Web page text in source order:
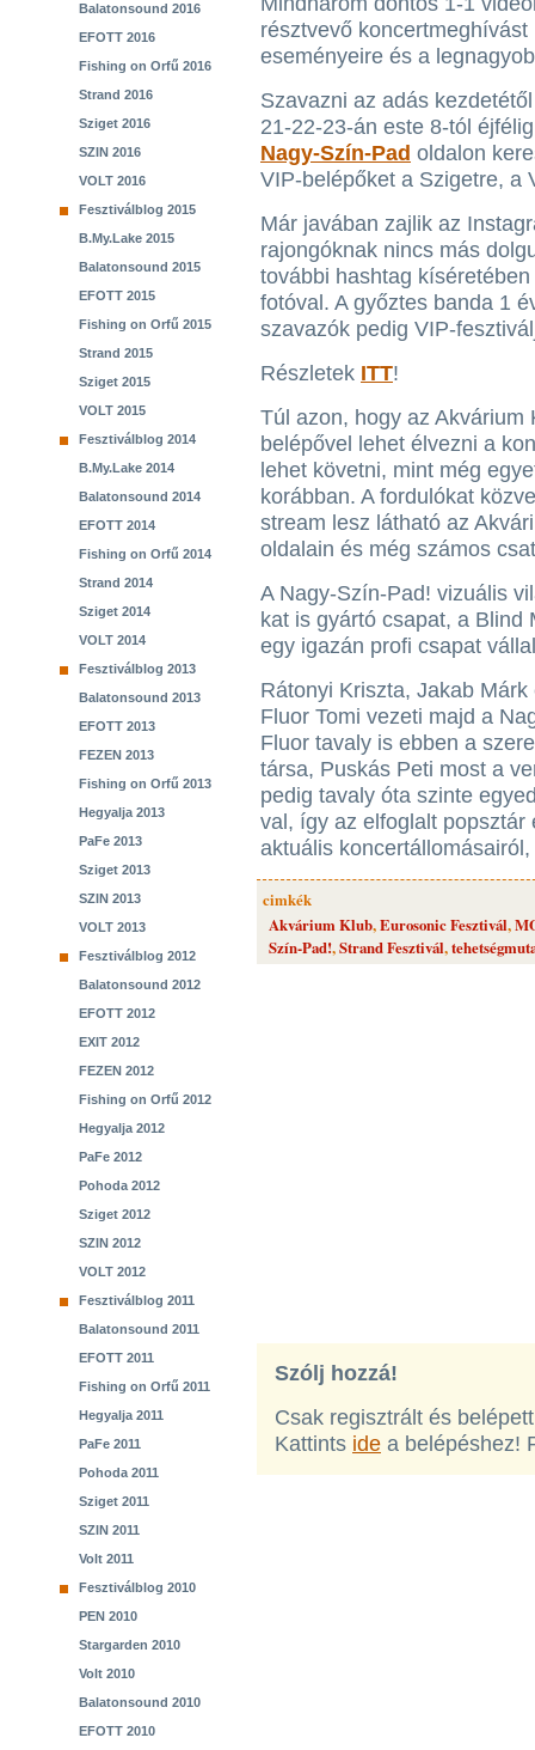
Balatonsound 2016
EFOTT 2016
Fishing on Orfű 2016
Strand 2016
Sziget 2016
SZIN 2016
VOLT 2016
Fesztiválblog 2015
B.My.Lake 2015
Balatonsound 2015
EFOTT 2015
Fishing on Orfű 2015
Strand 2015
Sziget 2015
VOLT 2015
Fesztiválblog 2014
B.My.Lake 2014
Balatonsound 2014
EFOTT 2014
Fishing on Orfű 2014
Strand 2014
Sziget 2014
VOLT 2014
Fesztiválblog 2013
Balatonsound 2013
EFOTT 2013
FEZEN 2013
Fishing on Orfű 2013
Hegyalja 2013
PaFe 2013
Sziget 2013
SZIN 2013
VOLT 2013
Fesztiválblog 2012
Balatonsound 2012
EFOTT 2012
EXIT 2012
FEZEN 2012
Fishing on Orfű 2012
Hegyalja 2012
PaFe 2012
Pohoda 2012
Sziget 2012
SZIN 2012
VOLT 2012
Fesztiválblog 2011
Balatonsound 2011
EFOTT 2011
Fishing on Orfű 2011
Hegyalja 2011
PaFe 2011
Pohoda 2011
Sziget 2011
SZIN 2011
Volt 2011
Fesztiválblog 2010
PEN 2010
Stargarden 2010
Volt 2010
Balatonsound 2010
EFOTT 2010
résztvevő
eseményeire és a
Szavazni az adás
21-22-23-án este 8-tól
Nagy-Szín-Pad oldalon
VIP-belépőket a Szigetre, a
Már javában zajlik az
rajongóknak nincs más
további hashtag
fotóval. A győztes banda 1
szavazók pedig VIP-
Részletek ITT!
Túl azon, hogy az
belépővel lehet élvezni a
lehet követni, mint még
korábban. A fordulókat
stream lesz látható az
oldalain és még számos
A Nagy-Szín-Pad! vizuális
kat is gyártó csapat, a Blind
egy igazán profi csapat
Rátonyi Kriszta, Jakab
Fluor Tomi vezeti majd a
Fluor tavaly is ebben a
társa, Puskás Peti most a
pedig tavaly óta szinte
val, így az elfoglalt popsztár
aktuális
cimkék
Akvárium Klub,Eurosonic Fesztivál,
Szín-Pad!,Strand Fesztivál,
Szólj hozzá!
Csak regisztrált és
Kattints ide a belépéshez!